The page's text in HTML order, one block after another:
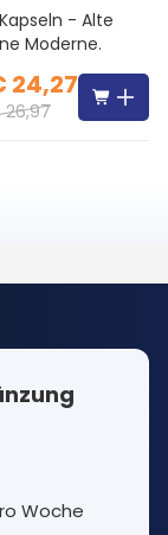
- Alte
Moderne.
24,27
Woche